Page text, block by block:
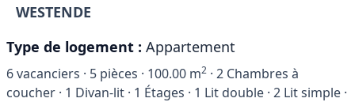
WESTENDE
Type de logement : Appartement
6vacanciers · 5 pièces · 100.00 m2 · 2 Chambres à
coucher · 1 Divan-lit · 1 Étages · 1 Lit double · 2 Lit simple ·